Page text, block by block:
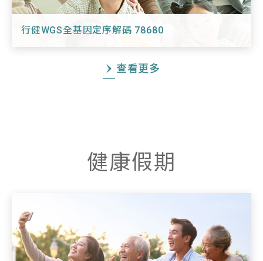
行健WGS全基因定序解碼 78680
查看更多
健康假期